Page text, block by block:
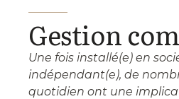
Gestion
Une fois installé(e) en
indépendant(e), de
quotidien ont une